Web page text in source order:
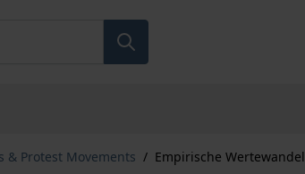
& Protest Movements / Empirische